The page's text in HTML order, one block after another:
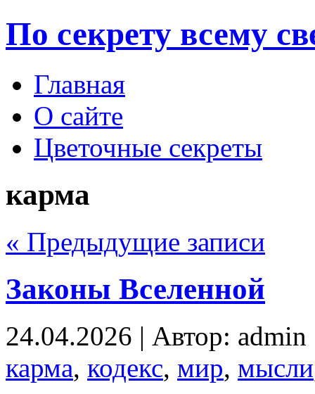
По секрету всему
Главная
О сайте
Цветочные секреты
карма
« Предыдущие записи
Законы Вселенной
24.04.2026 | Автор:
карма, кодекс, мир, мысли